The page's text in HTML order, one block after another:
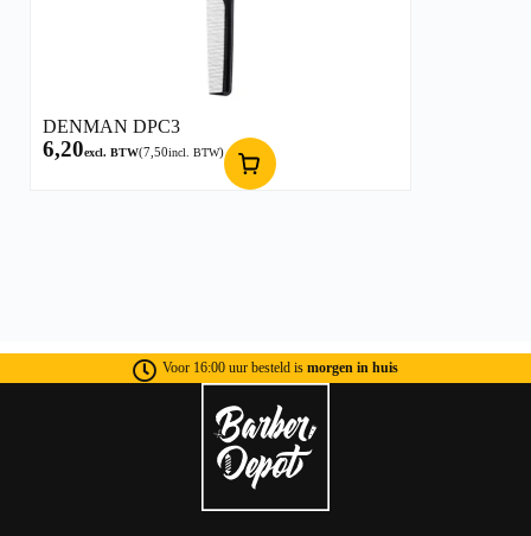
DENMAN DPC3
6,20excl. BTW(7,50incl. BTW)
Voor 16:00 uur besteld is morgen in huis